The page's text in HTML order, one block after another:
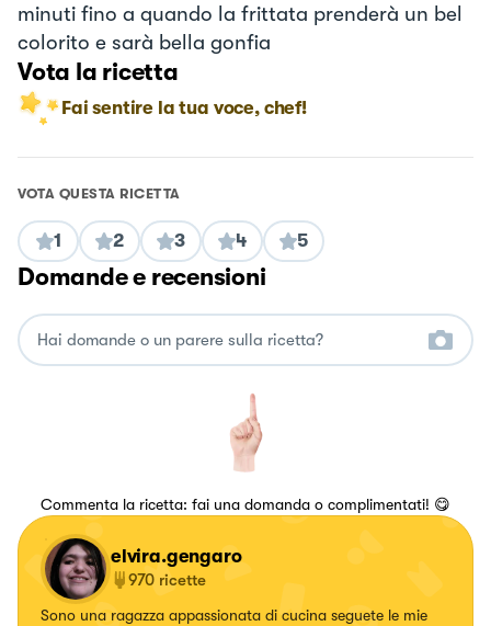
minuti fino a quando la frittata prenderà un bel
colorito e sarà bella gonfia
Vota la ricetta
Fai sentire la tua voce, chef!
VOTA QUESTA RICETTA
1 2 3 4 5
Domande e recensioni
Commenta la ricetta: fai una domanda o complimentati! 😋
elvira.gengaro
970 ricette
Sono una ragazza appassionata di cucina seguete le mie